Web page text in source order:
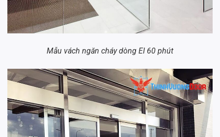
Mẫu vách ngăn cháy dòng EI 60 phút